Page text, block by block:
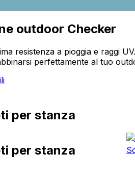
outdoor Checker
resistenza a pioggia e raggi
perfettamente al tuo
per stanza
per stanza
I cookie di marketing